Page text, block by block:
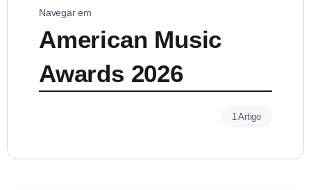
Navegar em
American Music
Awards 2026
1 Artigo